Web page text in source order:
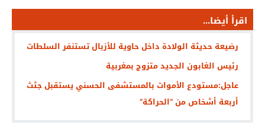
اقرأ أيضا...
رضيعة حديثة الولادة داخل حاوية للأزبال تستنفر السلطات
رئيس الغابون الجديد متزوج بمغربية
عاجل:مستودع الأموات بالمستشفى الحسني يستقبل جثث
أربعة أشخاص من “الحراكة”